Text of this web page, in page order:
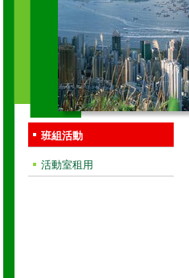
班組活動
活動室租用